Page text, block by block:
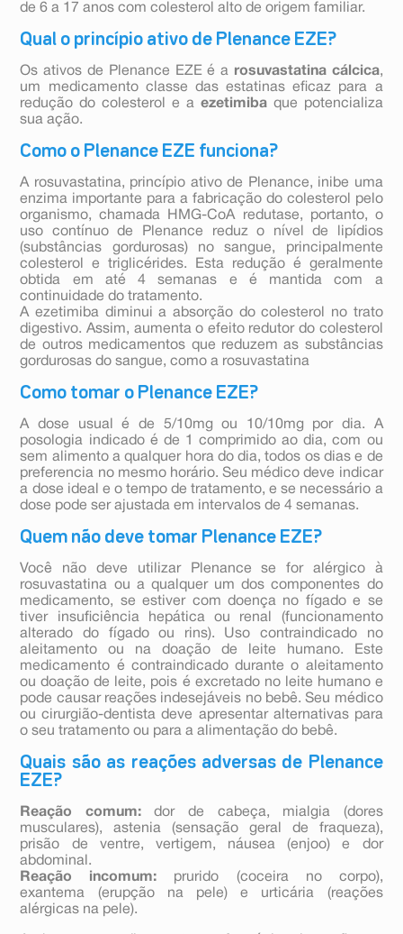
de 6 a 17 anos com colesterol alto de origem familiar.
Qual o princípio ativo de Plenance EZE?
Os ativos de Plenance EZE é a rosuvastatina cálcica,
um medicamento classe das estatinas eficaz para a
redução do colesterol e a ezetimibaque potencializa
sua ação.
Como o Plenance EZE funciona?
A rosuvastatina, princípio ativo de Plenance, inibe uma
enzima importante para a fabricação do colesterol pelo
organismo, chamada HMG-CoA redutase, portanto, o
uso contínuo de Plenance reduz o nível de lipídios
(substâncias gordurosas) no sangue, principalmente
colesterol e triglicérides. Esta redução é geralmente
obtida em até 4 semanas e é mantida com a
continuidade do tratamento.
A ezetimiba diminui a absorção do colesterol no trato
digestivo. Assim, aumenta o efeito redutor do colesterol
de outros medicamentos que reduzem as substâncias
gordurosas do sangue, como a rosuvastatina
Como tomar o Plenance EZE?
A dose usual é de 5/10mg ou 10/10mg por dia. A
posologia indicado é de 1 comprimido ao dia, com ou
sem alimento a qualquer hora do dia, todos os dias e de
preferencia no mesmo horário. Seu médico deve indicar
a dose ideal e o tempo de tratamento, e se necessário a
dose pode ser ajustada em intervalos de 4 semanas.
Quem não deve tomar Plenance EZE?
Você não deve utilizar Plenance se for alérgico à
rosuvastatina ou a qualquer um dos componentes do
medicamento, se estiver com doença no fígado e se
tiver insuficiência hepática ou renal (funcionamento
alterado do fígado ou rins). Uso contraindicado no
aleitamento ou na doação de leite humano. Este
medicamento é contraindicado durante o aleitamento
ou doação de leite, pois é excretado no leite humano e
pode causar reações indesejáveis no bebê. Seu médico
ou cirurgião-dentista deve apresentar alternativas para
o seu tratamento ou para a alimentação do bebê.
Quais são as reações adversas de Plenance
EZE?
Reação comum:dor de cabeça, mialgia (dores
musculares), astenia (sensação geral de fraqueza),
prisão de ventre, vertigem, náusea (enjoo) e dor
abdominal.
Reação incomum: prurido (coceira no corpo),
exantema (erupção na pele) e urticária (reações
alérgicas na pele).